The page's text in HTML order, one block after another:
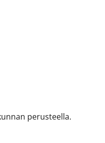
perusteella.